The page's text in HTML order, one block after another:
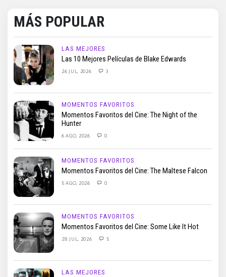
MÁS POPULAR
LAS MEJORES
Las 10 Mejores Películas de Blake Edwards
26 JUL, 2026 3
MOMENTOS FAVORITOS
Momentos Favoritos del Cine: The Night of the
Hunter
6 AGO, 2026 0
MOMENTOS FAVORITOS
Momentos Favoritos del Cine: The Maltese Falcon
5 AGO, 2026 0
MOMENTOS FAVORITOS
Momentos Favoritos del Cine: Some Like It Hot
28 JUL, 2026 5
LAS MEJORES